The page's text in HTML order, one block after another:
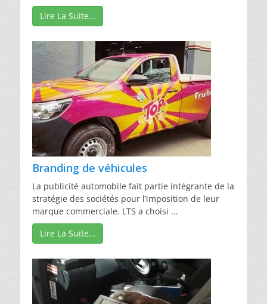
Lire La Suite…
Branding de véhicules
La publicité automobile fait partie intégrante de la
stratégie des sociétés pour l’imposition de leur
marque commerciale. LTS a choisi ...
Lire La Suite…